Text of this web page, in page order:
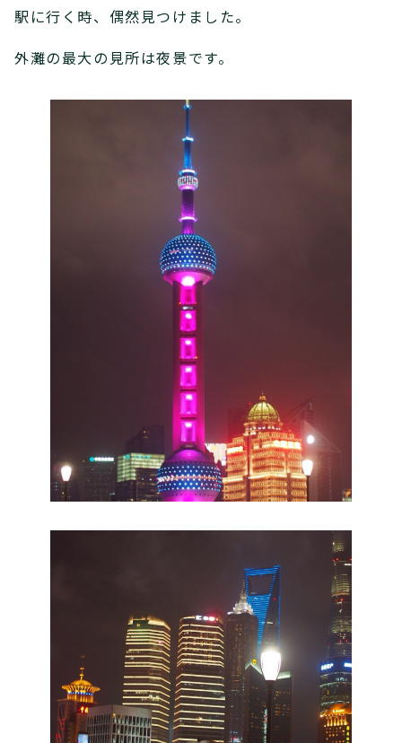
駅に行く時、偶然見つけました。
外灘の最大の見所は夜景です。